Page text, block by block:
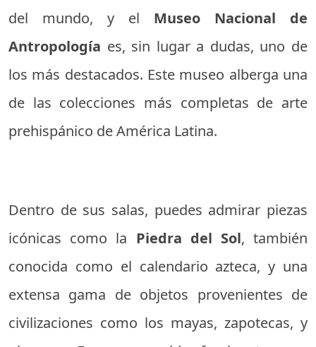
del mundo, y el Museo Nacional de
Antropología es, sin lugar a dudas, uno de
los más destacados. Este museo alberga una
de las colecciones más completas de arte
prehispánico de América Latina.
Dentro de sus salas, puedes admirar piezas
icónicas como la Piedra del Sol, también
conocida como el calendario azteca, y una
extensa gama de objetos provenientes de
civilizaciones como los mayas, zapotecas, y